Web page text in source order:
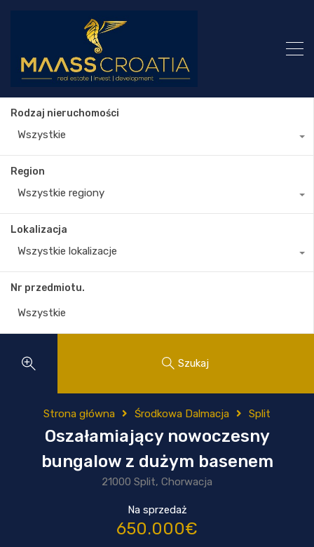
Rodzaj nieruchomości
Wszystkie
Region
Wszystkie regiony
Lokalizacja
Wszystkie lokalizacje
Nr przedmiotu.
Szukaj
Strona główna Środkowa Dalmacja Split
Oszałamiający nowoczesny
bungalow z dużym basenem
21000 Split, Chorwacja
Na sprzedaż
650.000€